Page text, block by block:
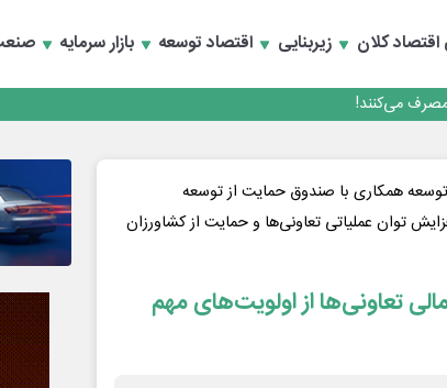
اقتصاد کلان زیربنایی اقتصاد توسعه بازار سرمایه
باقی می‌مانند
همکاری با صندوق حمایت از توسعه
توان عملیاتی تعاونی‌ها و حمایت از کشاورزان
تعاونی‌ها از اولویت‌های مهم